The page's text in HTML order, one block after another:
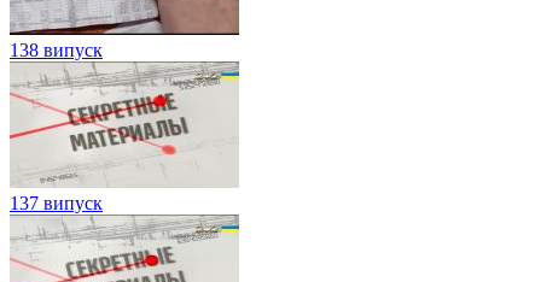
138 випуск
137 випуск